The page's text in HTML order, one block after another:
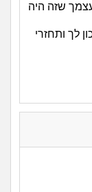
שזה היה
לך ותחזרי